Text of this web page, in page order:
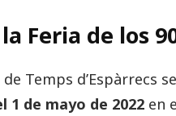
Feria de los
Temps d’Espàrrecs
1 de mayo de 2022 en